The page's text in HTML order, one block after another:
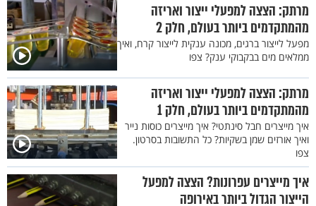
מרתק: הצצה למפעלי ייצור ואריזה
מהמתקדמים ביותר בעולם, חלק 2
מפעל לייצור ברגים, מכונה ענקית לייצור קרח, ואיך
ממלאים מים בבקבוקי ענק? צפו
מרתק: הצצה למפעלי ייצור ואריזה
מהמתקדמים ביותר בעולם, חלק 1
איך מייצרים חבל סינתטי? איך מייצרים כוסות נייר
ואיך אורזים שמן בשקיות? כל התשובות בסרטון.
צפו
איך מייצרים עפרונות? הצצה למפעל
הייצור הגדול ביותר באירופה